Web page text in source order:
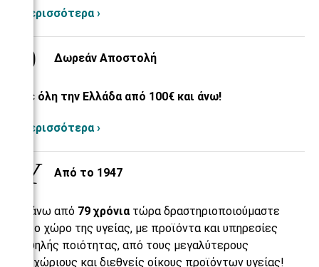
Περισσότερα ›
Δωρεάν Αποστολή
Σε όλη την Ελλάδα από 100€ και άνω!
Περισσότερα ›
Από το 1947
Πάνω από 79 χρόνια τώρα δραστηριοποιούμαστε
στο χώρο της υγείας, με προϊόντα και υπηρεσίες
υψηλής ποιότητας, από τους μεγαλύτερους
εγχώριους και διεθνείς οίκους προϊόντων υγείας!